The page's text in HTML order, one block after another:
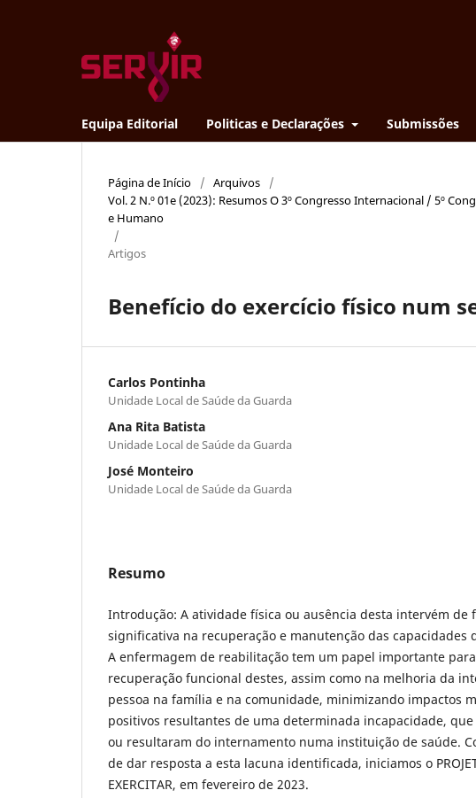
Equipa Editorial Politicas e Declarações Submissões
Página de Início / Arquivos
/
Vol. 2 N.º 01e (2023): Resumos O 3º Congresso Internacional / 5º
e Humano
/
Artigos
Benefício do exercício físico num
Carlos Pontinha
Unidade Local de Saúde da Guarda
Ana Rita Batista
Unidade Local de Saúde da Guarda
José Monteiro
Unidade Local de Saúde da Guarda
Resumo
Introdução: A atividade física ou ausência desta intervém de
significativa na recuperação e manutenção das capacidades
A enfermagem de reabilitação tem um papel importante
recuperação funcional destes, assim como na melhoria da
pessoa na família e na comunidade, minimizando impactos
positivos resultantes de uma determinada incapacidade,
ou resultaram do internamento numa instituição de saúde.
de dar resposta a esta lacuna identificada, iniciamos o
EXERCITAR, em fevereiro de 2023.